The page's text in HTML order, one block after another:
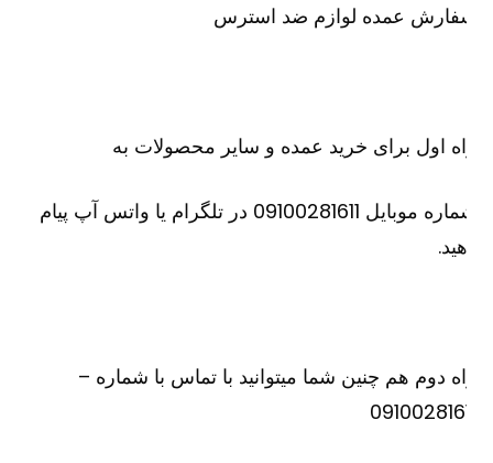
عمده لوازم ضد استرس
اول برای خرید عمده و سایر محصولات به
شماره موبایل 09100281611 در تلگرام یا واتس آپ پیام
دوم هم چنین شما میتوانید با تماس با شماره –